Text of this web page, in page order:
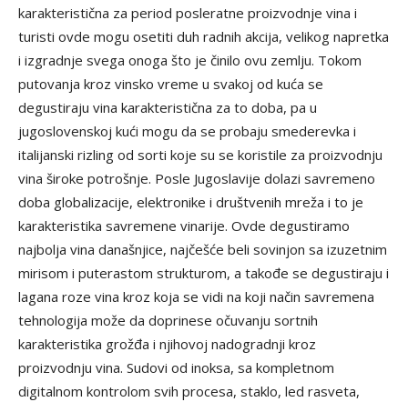
karakteristična za period posleratne proizvodnje vina i
turisti ovde mogu osetiti duh radnih akcija, velikog napretka
i izgradnje svega onoga što je činilo ovu zemlju. Tokom
putovanja kroz vinsko vreme u svakoj od kuća se
degustiraju vina karakteristična za to doba, pa u
jugoslovenskoj kući mogu da se probaju smederevka i
italijanski rizling od sorti koje su se koristile za proizvodnju
vina široke potrošnje. Posle Jugoslavije dolazi savremeno
doba globalizacije, elektronike i društvenih mreža i to je
karakteristika savremene vinarije. Ovde degustiramo
najbolja vina današnjice, najčešće beli sovinjon sa izuzetnim
mirisom i puterastom strukturom, a takođe se degustiraju i
lagana roze vina kroz koja se vidi na koji način savremena
tehnologija može da doprinese očuvanju sortnih
karakteristika grožđa i njihovoj nadogradnji kroz
proizvodnju vina. Sudovi od inoksa, sa kompletnom
digitalnom kontrolom svih procesa, staklo, led rasveta,